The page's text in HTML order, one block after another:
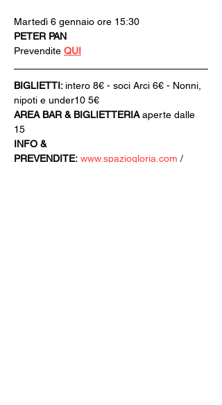
Martedì 6 gennaio ore 15:30
PETER PAN
Prevendite QUI
BIGLIETTI: intero 8€ - soci Arci 6€ - Nonni,
nipoti e under10 5€
AREA BAR & BIGLIETTERIA aperte dalle
15
INFO &
PREVENDITE: www.spaziogloria.com /